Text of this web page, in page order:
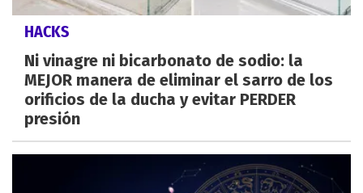
HACKS
Ni vinagre ni bicarbonato de sodio: la
MEJOR manera de eliminar el sarro de los
orificios de la ducha y evitar PERDER
presión